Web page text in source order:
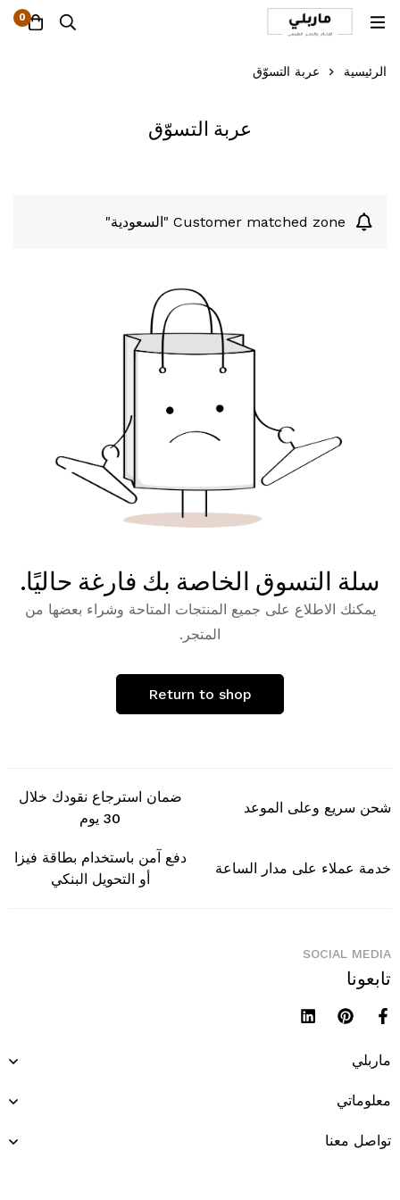
0
الرئيسية عربة التسوّق
عربة التسوّق
Customer matched zone "السعودية"
سلة التسوق الخاصة بك فارغة حاليًا.
يمكنك الاطلاع على جميع المنتجات المتاحة وشراء بعضها من
المتجر.
Return to shop
شحن سريع وعلى الموعد
ضمان استرجاع نقودك خلال
30 يوم
خدمة عملاء على مدار الساعة
دفع آمن باستخدام بطاقة فيزا
أو التحويل البنكي
ماربلي
معلوماتي
SOCIAL MEDIA
تابعونا
تواصل معنا